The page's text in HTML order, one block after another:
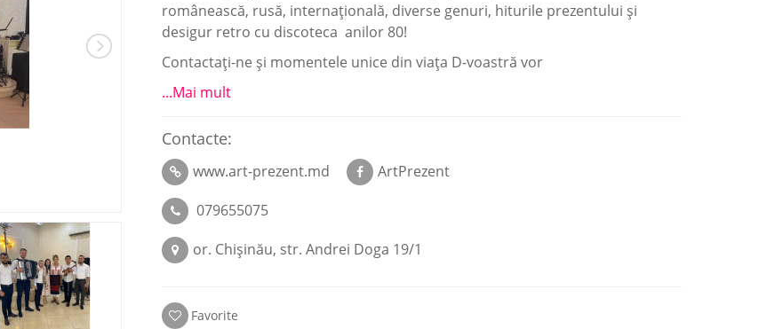
românească, rusă, internaţională, diverse genuri, hiturile prezentului şi
desigur retro cu discoteca anilor 80!
Contactaţi-ne şi momentele unice din viaţa D-voastră vor
...Mai mult
Contacte:
www.art-prezent.md
ArtPrezent
079655075
or. Chișinău, str. Andrei Doga 19/1
Favorite